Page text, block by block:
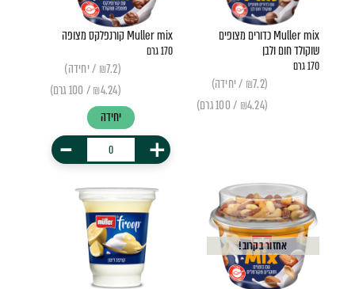
Muller mix כדורים מצופים
שוקולד חום ולבן
170 גרם
(₪7.2 / יחידה)
(₪4.24 / 100 גרם)
Muller mix קורנפלקס מצופה
170 גרם
(₪7.2 / יחידה)
(₪4.24 / 100 גרם)
יחידה
+
-
אחזור בקרוב!